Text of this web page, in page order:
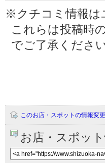
※クチコミ情報は
これらは投稿時
でご了承ください
このお店・スポットの情報変
お店・スポッ